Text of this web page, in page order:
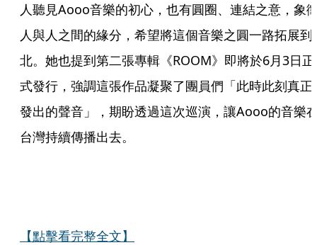
人聽見Aooo音樂的初心，也有圓圈、連結之意，象
人與人之間的緣分，希望將這個音樂之圓一路拓展到
北。她也提到第二張專輯《ROOM》即將於6月3日正
式發行，強調這張作品凝聚了團員們「此時此刻真正
發出的聲音」，期盼透過這次巡演，讓Aooo的音樂
台灣持續傳播出去。
【點擊看完整全文】